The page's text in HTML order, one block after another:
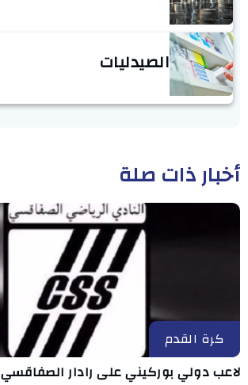
الصيدليات
أخبار ذات صلة
كرة القدم
لاعب دولي بوركيني على رادار الصفاقسي